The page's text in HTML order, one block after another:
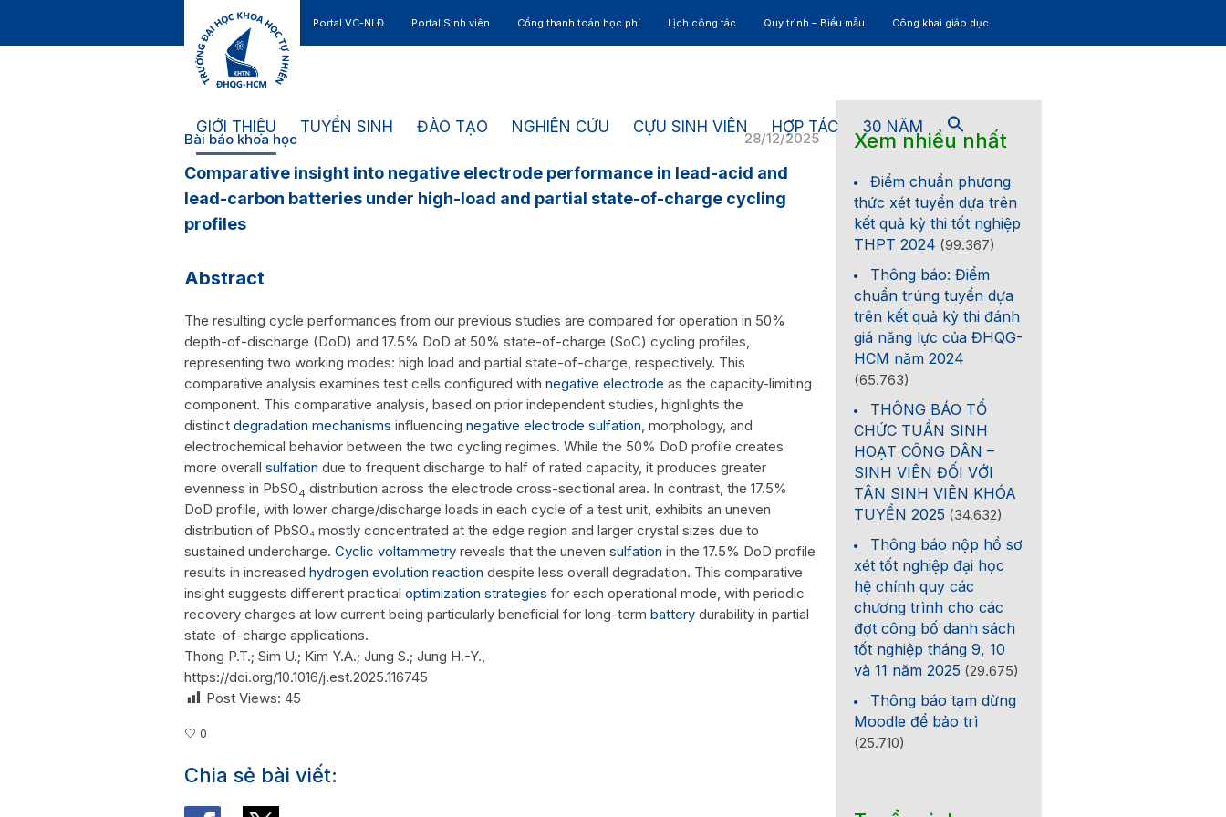
Portal VC-NLĐ Portal Sinh viên Cổng thanh toán học phí Lịch công tác Quy trình – Biểu mẫu Công khai giáo dục
GIỚI THIỆU TUYỂN SINH ĐÀO TẠO NGHIÊN CỨU CỰU SINH VIÊN HỢP TÁC 30 NĂM
28/12/2025
Bài báo khoa học
Comparative insight into negative electrode performance in lead-acid and
lead-carbon batteries under high-load and partial state-of-charge cycling
profiles
Abstract
The resulting cycle performances from our previous studies are compared for operation in 50%
depth-of-discharge (DoD) and 17.5% DoD at 50% state-of-charge (SoC) cycling profiles,
representing two working modes: high load and partial state-of-charge, respectively. This
comparative analysis examines test cells configured with negative electrode as the capacity-limiting
component. This comparative analysis, based on prior independent studies, highlights the
distinct degradation mechanisms influencing negative electrode sulfation, morphology, and
electrochemical behavior between the two cycling regimes. While the 50% DoD profile creates
more overall sulfation due to frequent discharge to half of rated capacity, it produces greater
evenness in PbSO4 distribution across the electrode cross-sectional area. In contrast, the 17.5%
DoD profile, with lower charge/discharge loads in each cycle of a test unit, exhibits an uneven
distribution of PbSO₄ mostly concentrated at the edge region and larger crystal sizes due to
sustained undercharge. Cyclic voltammetry reveals that the uneven sulfation in the 17.5% DoD profile
results in increased hydrogen evolution reaction despite less overall degradation. This comparative
insight suggests different practical optimization strategies for each operational mode, with periodic
recovery charges at low current being particularly beneficial for long-term battery durability in partial
state-of-charge applications.
Thong P.T.; Sim U.; Kim Y.A.; Jung S.; Jung H.-Y.,
https://doi.org/10.1016/j.est.2025.116745
Post Views: 45
0
Chia sẻ bài viết:
Xem nhiều nhất
Điểm chuẩn phương
thức xét tuyển dựa trên
kết quả kỳ thi tốt nghiệp
THPT 2024 (99.367)
Thông báo: Điểm
chuẩn trúng tuyển dựa
trên kết quả kỳ thi đánh
giá năng lực của ĐHQG-
HCM năm 2024
(65.763)
THÔNG BÁO TỔ
CHỨC TUẦN SINH
HOẠT CÔNG DÂN –
SINH VIÊN ĐỐI VỚI
TÂN SINH VIÊN KHÓA
TUYỂN 2025 (34.632)
Thông báo nộp hồ sơ
xét tốt nghiệp đại học
hệ chính quy các
chương trình cho các
đợt công bố danh sách
tốt nghiệp tháng 9, 10
và 11 năm 2025 (29.675)
Thông báo tạm dừng
Moodle để bảo trì
(25.710)